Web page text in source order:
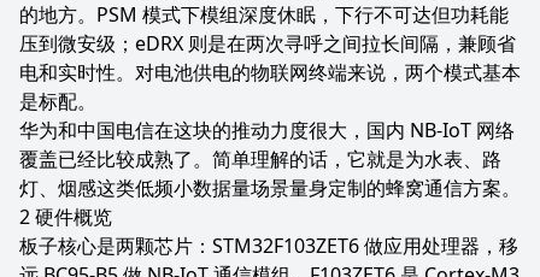
的地方。PSM 模式下模组深度休眠，下行不可达但功耗能
压到微安级；eDRX 则是在两次寻呼之间拉长间隔，兼顾省
电和实时性。对电池供电的物联网终端来说，两个模式基本
是标配。
华为和中国电信在这块的推动力度很大，国内 NB-IoT 网络
覆盖已经比较成熟了。简单理解的话，它就是为水表、路
灯、烟感这类低频小数据量场景量身定制的蜂窝通信方案。
硬件概览
板子核心是两颗芯片：STM32F103ZET6 做应用处理器，移